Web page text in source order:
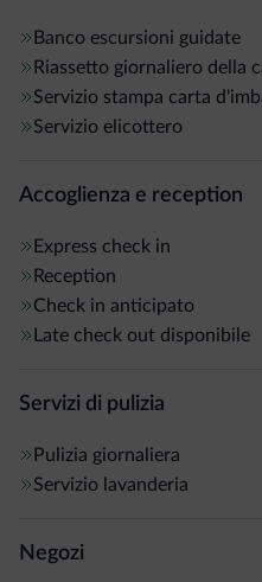
Banco escursioni guidate
Riassetto giornaliero della
Servizio stampa carta
Servizio elicottero
Accoglienza e reception
Express check in
Reception
Check in anticipato
Late check out disponibile
Servizi di pulizia
Pulizia giornaliera
Servizio lavanderia
Negozi